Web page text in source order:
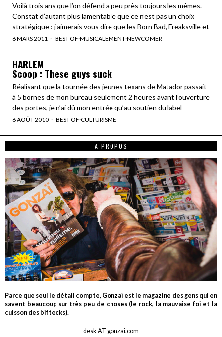
Voilà trois ans que l’on défend a peu près toujours les mêmes.
Constat d’autant plus lamentable que ce n’est pas un choix
stratégique : j’aimerais vous dire que les Born Bad, Freaksville et
6 MARS 2011 BEST OF·MUSICALEMENT·NEWCOMER
HARLEM
Scoop : These guys suck
Réalisant que la tournée des jeunes texans de Matador passait
à 5 bornes de mon bureau seulement 2 heures avant l’ouverture
des portes, je n’ai dû mon entrée qu’au soutien du label
6 AOÛT 2010 BEST OF·CULTURISME
A PROPOS
Parce que seul le détail compte, Gonzaï est le magazine des gens qui en
savent beaucoup sur très peu de choses (le rock, la mauvaise foi et la
cuisson des biftecks).
desk AT gonzai.com